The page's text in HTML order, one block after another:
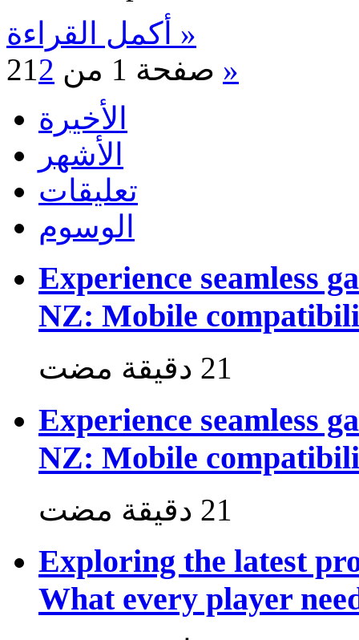
أكمل القراءة »
صفحة 1 من 2
12
»
الأخيرة
الأشهر
تعليقات
الوسوم
Experience seamless
NZ: Mobile
Experience seamless
NZ: Mobile
Exploring the latest
What every player